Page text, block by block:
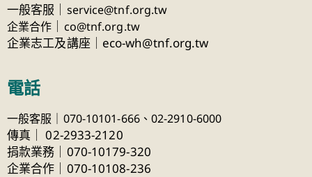
一般客服｜ service@tnf.org.tw
企業合作
co@tnf.org.tw
企業志工及講座｜eco-wh@tnf.org.tw
電話
一般客服｜070-10101-666、 02-2910-6000
傳真
02-2933-2120
捐款業務｜070-10179-320
企業合作｜070-10108-236